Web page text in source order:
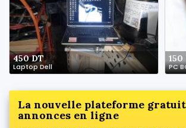
450 DT
Laptop Dell
150
PC
La nouvelle plateforme
annonces en ligne